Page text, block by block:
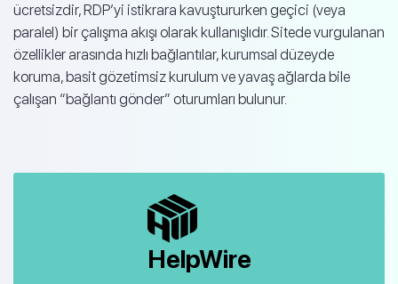
ücretsizdir, RDP’yi istikrara kavuştururken geçici (veya
paralel) bir çalışma akışı olarak kullanışlıdır. Sitede vurgulanan
özellikler arasında hızlı bağlantılar, kurumsal düzeyde
koruma, basit gözetimsiz kurulum ve yavaş ağlarda bile
çalışan “bağlantı gönder” oturumları bulunur.
HelpWire